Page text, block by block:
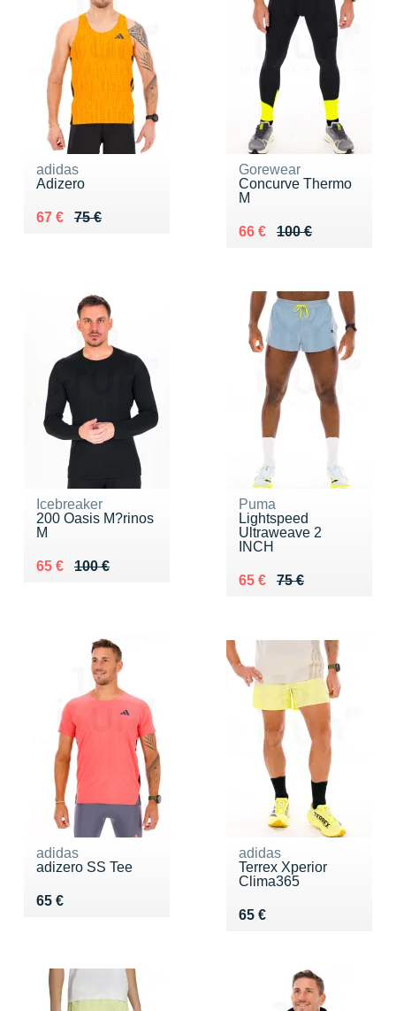
adidas
Adizero
75 €
Au lieu de 75 €
67 €
Vendu 67 €
Gorewear
Concurve Thermo
M
100 €
Au lieu de 100 €
66 €
Vendu 66 €
Icebreaker
200 Oasis M?rinos
M
100 €
Au lieu de 100 €
65 €
Vendu 65 €
Puma
Lightspeed
Ultraweave 2
INCH
75 €
Au lieu de 75 €
65 €
Vendu 65 €
adidas
adizero SS Tee
65 €
Vendu 65 €
adidas
Terrex Xperior
Clima365
65 €
Vendu 65 €